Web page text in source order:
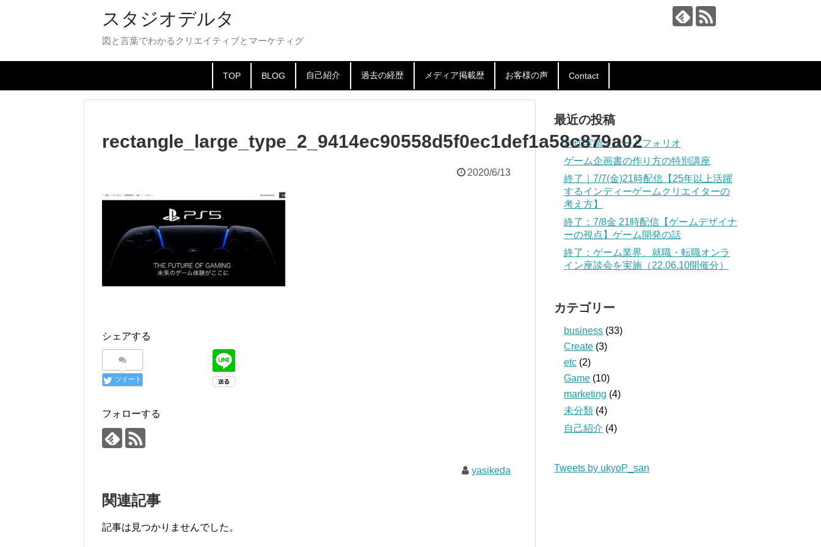
スタジオデルタ
図と言葉でわかるクリエイティブとマーケティグ
TOP BLOG 自己紹介 過去の経歴 メディア掲載歴 お客様の声 Contact
rectangle_large_type_2_9414ec90558d5f0ec1def1a58c879a02
2020/6/13
シェアする
ツイート
フォローする
yasikeda
関連記事
記事は見つかりませんでした。
最近の投稿
制作実績／ポートフォリオ
ゲーム企画書の作り方の特別講座
終了｜7/7(金)21時配信【25年以上活躍
するインディーゲームクリエイターの
考え方】
終了：7/8金 21時配信【ゲームデザイナ
ーの視点】ゲーム開発の話
終了：ゲーム業界、就職・転職オンラ
イン座談会を実施（22.06.10開催分）
カテゴリー
business (33)
Create (3)
etc (2)
Game (10)
marketing (4)
未分類 (4)
自己紹介 (4)
Tweets by ukyoP_san